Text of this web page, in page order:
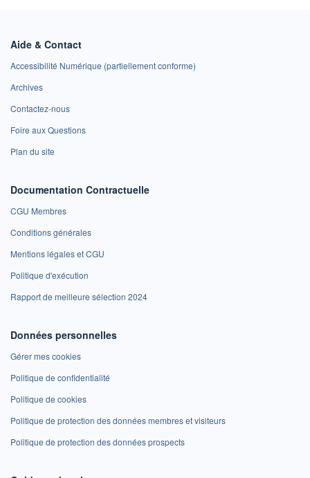
Aide & Contact
Accessibilité Numérique (partiellement conforme)
Archives
Contactez-nous
Foire aux Questions
Plan du site
Documentation Contractuelle
CGU Membres
Conditions générales
Mentions légales et CGU
Politique d'exécution
Rapport de meilleure sélection 2024
Données personnelles
Gérer mes cookies
Politique de confidentialité
Politique de cookies
Politique de protection des données membres et visiteurs
Politique de protection des données prospects